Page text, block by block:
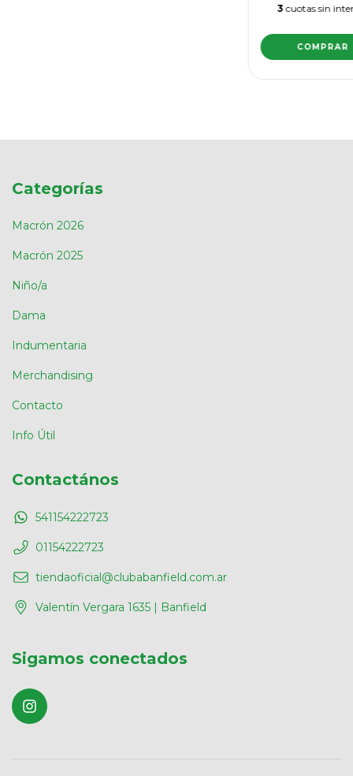
3 cuotas sin
COMPRAR
Categorías
Macrón 2026
Macrón 2025
Niño/a
Dama
Indumentaria
Merchandising
Contacto
Info Útil
Contactános
541154222723
01154222723
tiendaoficial@clubabanfield.com.ar
Valentín Vergara 1635 | Banfield
Sigamos conectados